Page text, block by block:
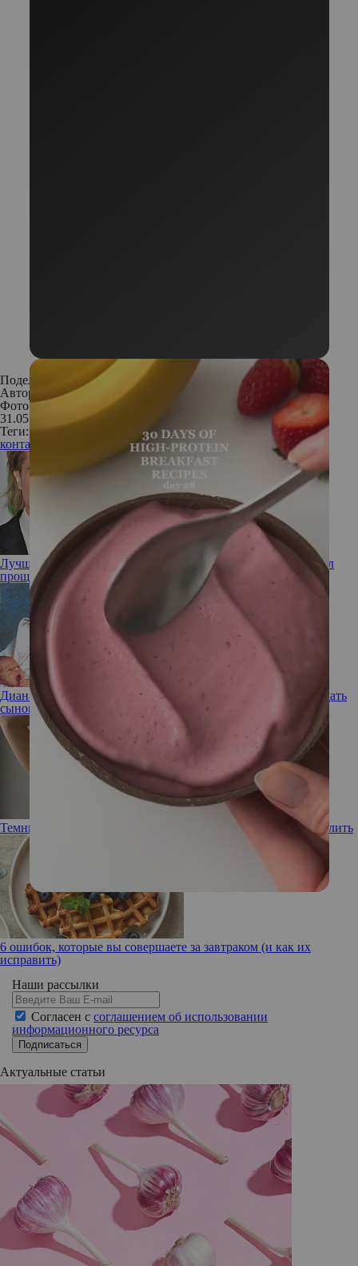
Поделиться:
Автор:
Елена Смирнова
Фото: Архивы пресс-служб
31.05.2019
Теги:
контактный зоопарк
Лучший друг – виноватый бывший: как Брэд Питт заслужил
прощение Дженнифер Энистон, несмотря на новый роман
Диана была против: какие «вековые» имена Карл III хотел дать
сыновьям Уильяму и Гарри
Темные впадины: почему подмышки черные и как их осветлить
6 ошибок, которые вы совершаете за завтраком (и как их
исправить)
Наши рассылки
Согласен с соглашением об использовании
информационного ресурса
Подписаться
Актуальные статьи